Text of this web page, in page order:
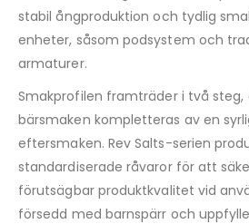
stabil ångproduktion och tydlig
enheter, såsom podsystem och
armaturer.
Smakprofilen framträder i två steg,
bärsmaken kompletteras av en
eftersmaken. Rev Salts-serien
standardiserade råvaror för att
förutsägbar produktkvalitet vid
försedd med barnspärr och